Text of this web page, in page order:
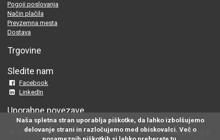
Pogoji poslovanja
Način plačila
Prevzemna mesta
Dostava
Trgovine
Sledite nam
Facebook
LinkedIn
Uporabne povezave
© 2015 - 2025 Spletna trgovina Bartog, v spletni trgovini www.bartog.si
Naša spletna stran uporablja piškotke, da lahko izbolšujemo
delovanje strani in razločujemo med obiskovalci. Več o